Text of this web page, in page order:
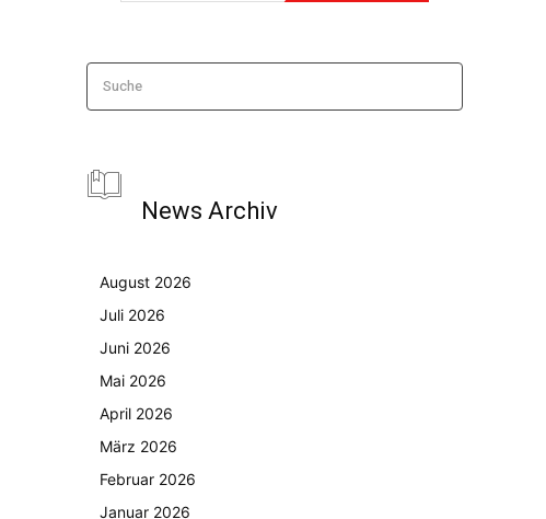
Suche
News Archiv
August 2026
Juli 2026
Juni 2026
Mai 2026
April 2026
März 2026
Februar 2026
Januar 2026